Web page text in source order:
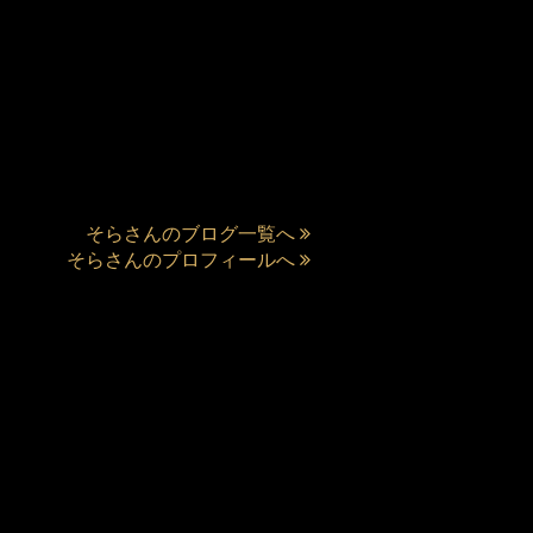
そらさんのブログ一覧へ
そらさんのプロフィールへ